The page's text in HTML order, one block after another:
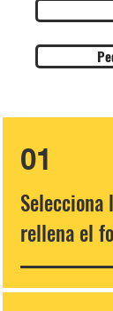
01
rellena el